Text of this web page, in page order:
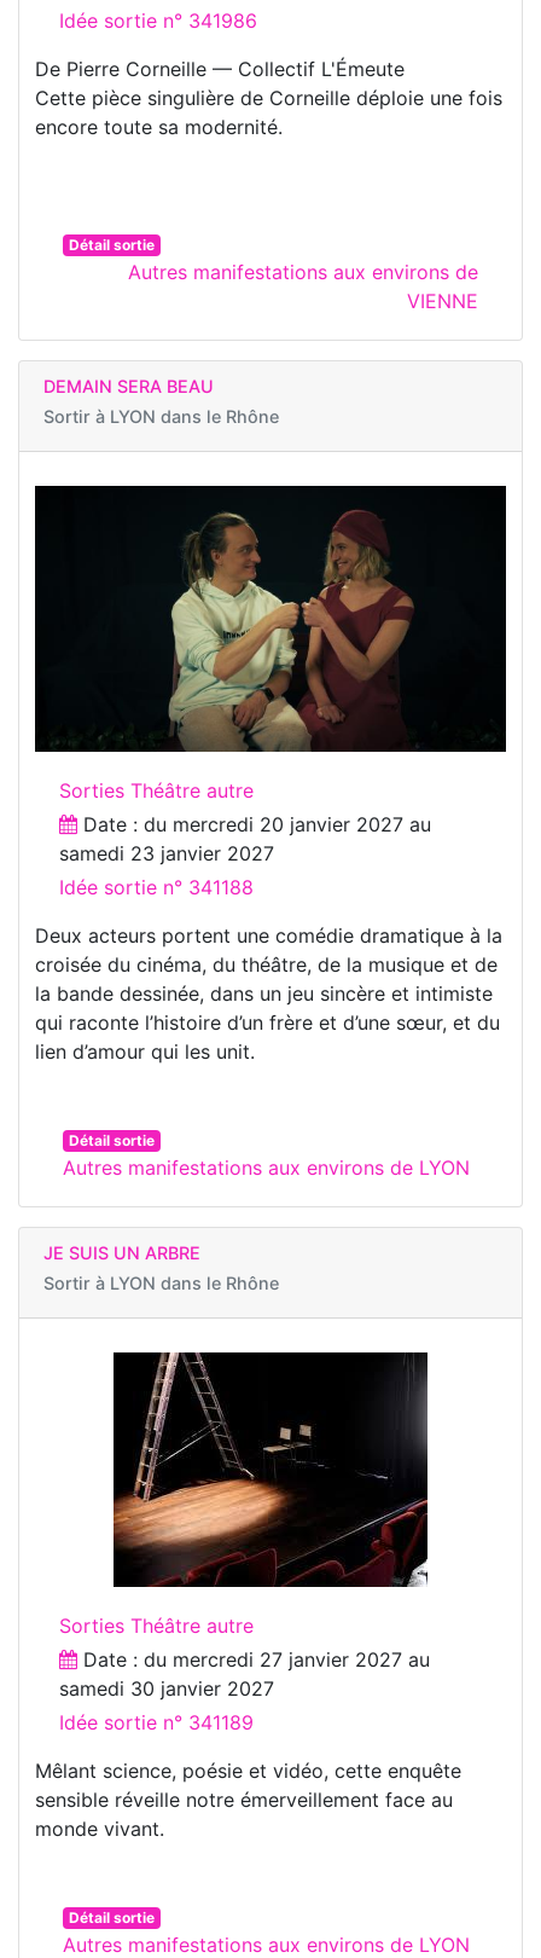
Idée sortie n° 341986
De Pierre Corneille — Collectif L'Émeute
Cette pièce singulière de Corneille déploie une fois
encore toute sa modernité.
Détail sortie
Autres manifestations aux environs de
VIENNE
DEMAIN SERA BEAU
Sortir à LYON dans le Rhône
Sorties Théâtre autre
Date : du mercredi 20 janvier 2027 au
samedi 23 janvier 2027
Idée sortie n° 341188
Deux acteurs portent une comédie dramatique à la
croisée du cinéma, du théâtre, de la musique et de
la bande dessinée, dans un jeu sincère et intimiste
qui raconte l’histoire d’un frère et d’une sœur, et du
lien d’amour qui les unit.
Détail sortie
Autres manifestations aux environs de LYON
JE SUIS UN ARBRE
Sortir à LYON dans le Rhône
Sorties Théâtre autre
Date : du mercredi 27 janvier 2027 au
samedi 30 janvier 2027
Idée sortie n° 341189
Mêlant science, poésie et vidéo, cette enquête
sensible réveille notre émerveillement face au
monde vivant.
Détail sortie
Autres manifestations aux environs de LYON